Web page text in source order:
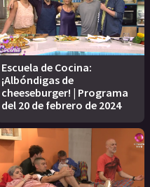
Escuela de Cocina:
¡Albóndigas de
cheeseburger! | Programa
del 20 de febrero de 2024